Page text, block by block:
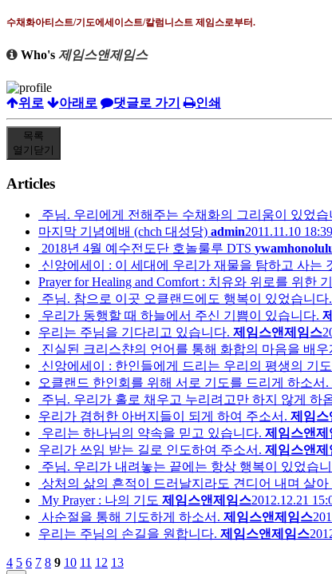
수채화아티스트/기도에세이스트/칼럼니스트 제임스로부터.
Who's 제임스앤제임스
위로 아래로 댓글로 가기 인쇄
목록
열기 닫기
Articles
주님. 우리에게 전해주는 수채화의 그리움이 있었습
마지막 기념예배 (chch 대성당) admin2011.11.10 18:39
2018년 4월 예수전도단 호놀룰루 DTS
신앙에세이 : 이 세대에 우리가 재물을 탐하고 사는
Prayer for Healing and Comfort : 치유와 위로를 위한
주님. 참으로 이곳 오클랜드에도 행복이 있었습니다.
우리가 동행할 때 하늘에서 주신 기쁨이 있습니다.
우리는 주님을 기다리고 있습니다. 제임스앤제임스
진실된 크리스챤의 언어를 통해 화합의 마음을 배
신앙에세이 : 한인들에게 드리는 우리의 평생의 기
오클랜드 한인회를 위해 서로 기도를 드리게 하소서.
주님. 우리가 홀로 채우고 누리려고만 하지 않게 하
우리가 겸허한 아버지들이 되게 하여 주소서. 제임스
우리는 하나님의 약속을 믿고 있습니다. 제임스앤제
우리가 쓰임 받는 길로 인도하여 주소서. 제임스앤제
주님. 우리가 내려놓는 끝에는 항상 행복이 있었습
상처의 삶의 흔적이 드러날지라도 견디어 내며 살아
My Prayer : 나의 기도 제임스앤제임스2012.12.21
사순절을 통해 기도하게 하소서. 제임스앤제임스
우리는 주님의 손길을 원합니다. 제임스앤제임스
4 5 6 7 8 9 10 11 12 13